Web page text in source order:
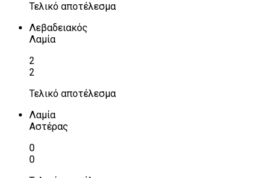
Τελικό αποτέλεσμα
Λεβαδειακός
Λαμία
2
2
Τελικό αποτέλεσμα
Λαμία
Αστέρας
0
0